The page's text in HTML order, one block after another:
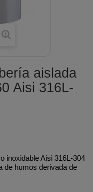
aislada
Aisi 316L-
inoxidable Aisi 316L-304
de humos derivada de